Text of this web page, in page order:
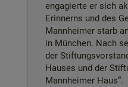
engagierte er sich
Erinnerns und des
Mannheimer starb
in München. Nach
der
Hauses und der
Mannheimer Haus“.